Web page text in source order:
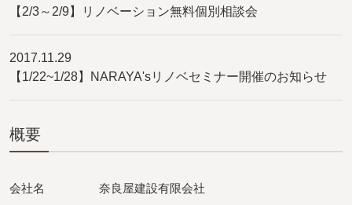
【2/3～2/9】リノベーション無料個別相談会
2017.11.29
【1/22~1/28】NARAYA'sリノベセミナー開催のお知らせ
概要
会社名 奈良屋建設有限会社